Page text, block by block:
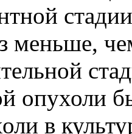
меньше,
опухоли
в